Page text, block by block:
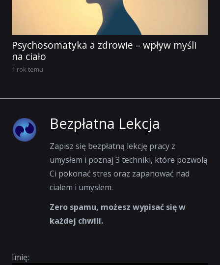
Psychosomatyka a zdrowie – wpływ myśli
na ciało
1 rok temu
Bezpłatna Lekcja
Zapisz się bezpłatną lekcję pracy z
umysłem i poznaj 3 techniki, które pozwolą
Ci pokonać stres oraz zapanować nad
ciałem i umysłem.
Zero spamu, możesz wypisać się w
każdej chwili.
Imię: